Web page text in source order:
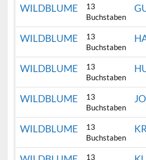
WILDBLUME
13
Buchstaben
WILDBLUME
13
Buchstaben
WILDBLUME
13
Buchstaben
WILDBLUME
13
Buchstaben
WILDBLUME
13
Buchstaben
13